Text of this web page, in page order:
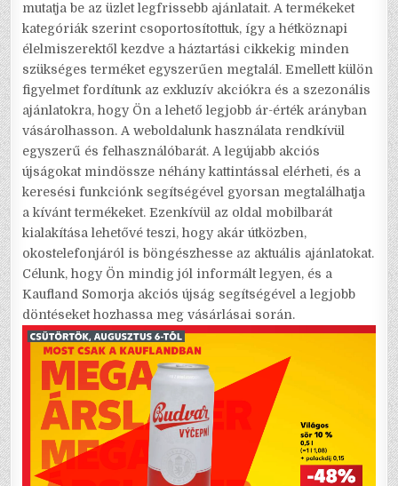
mutatja be az üzlet legfrissebb ajánlatait. A termékeket
kategóriák szerint csoportosítottuk, így a hétköznapi
élelmiszerektől kezdve a háztartási cikkekig minden
szükséges terméket egyszerűen megtalál. Emellett külön
figyelmet fordítunk az exkluzív akciókra és a szezonális
ajánlatokra, hogy Ön a lehető legjobb ár-érték arányban
vásárolhasson. A weboldalunk használata rendkívül
egyszerű és felhasználóbarát. A legújabb akciós
újságokat mindössze néhány kattintással elérheti, és a
keresési funkciónk segítségével gyorsan megtalálhatja
a kívánt termékeket. Ezenkívül az oldal mobilbarát
kialakítása lehetővé teszi, hogy akár útközben,
okostelefonjáról is böngészhesse az aktuális ajánlatokat.
Célunk, hogy Ön mindig jól informált legyen, és a
Kaufland Somorja akciós újság segítségével a legjobb
döntéseket hozhassa meg vásárlásai során.